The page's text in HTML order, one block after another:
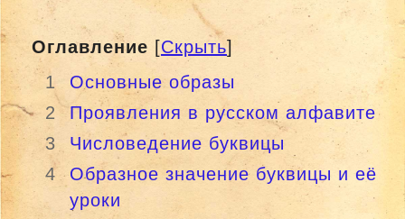
Оглавление [Скрыть]
1
Основные образы
2
Проявления в русском алфавите
3
Числоведение буквицы
4
Образное значение буквицы и её
уроки